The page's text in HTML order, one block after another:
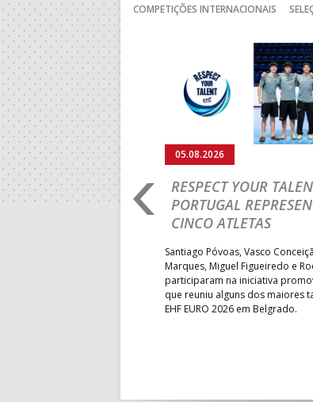
COMPETIÇÕES INTERNACIONAIS
2026: PORTUGAL
E SEGUE NA LUTA
05.08.2026
RESPECT YOUR
PORTUGAL
CINCO ATLETAS
Santiago Póvoas, Vasco
Marques, Miguel Figueiredo e
participaram na iniciativa
que reuniu alguns dos maiores
EHF EURO 2026 em Belgrado.